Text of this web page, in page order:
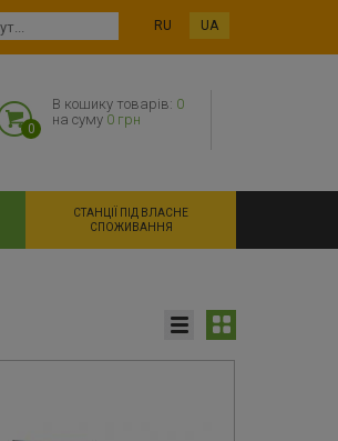
RU UA
0
В кошику товарів: 0
на суму 0 грн
СТАНЦІЇ ПІД ВЛАСНЕ
СПОЖИВАННЯ